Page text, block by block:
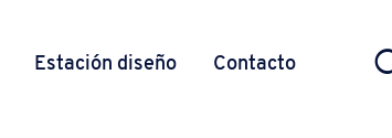
Estación diseño Contacto